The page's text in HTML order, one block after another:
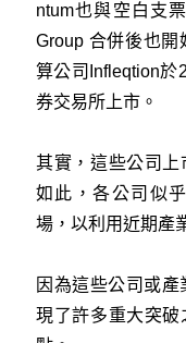
ntum也與空白支
Group 合併後也
算公司Infleqtion於
券交易所上市。
其實，這些公司
如此，各公司似
場，以利用近期產
因為這些公司或
現了許多重大突